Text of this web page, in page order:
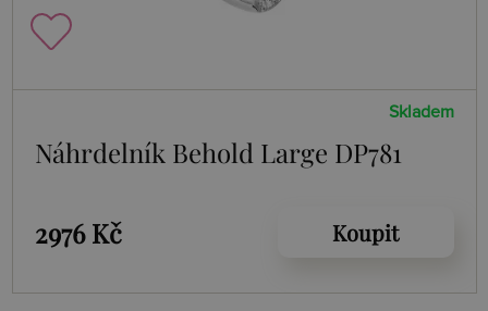
Skladem
Náhrdelník Behold Large DP781
2976 Kč Koupit